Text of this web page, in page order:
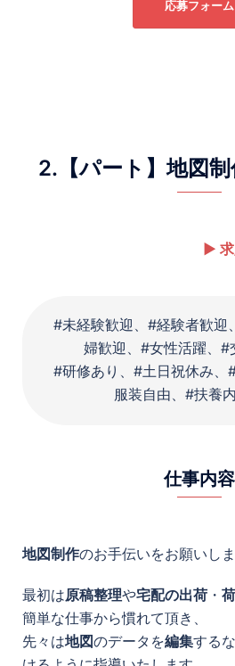
応募フォーム
2.【パート】地図
▶ 求
#未経験歓迎、#経験者歓迎
婦歓迎、#女性活躍、#
#研修あり、#土日祝休み、
服装自由、#扶養
仕事内容
地図制作のお手伝いをお願いしま
最初は原稿整理や宅配の出荷 ・
簡単な仕事から慣れて頂き、
先々は地図のデータを編集する